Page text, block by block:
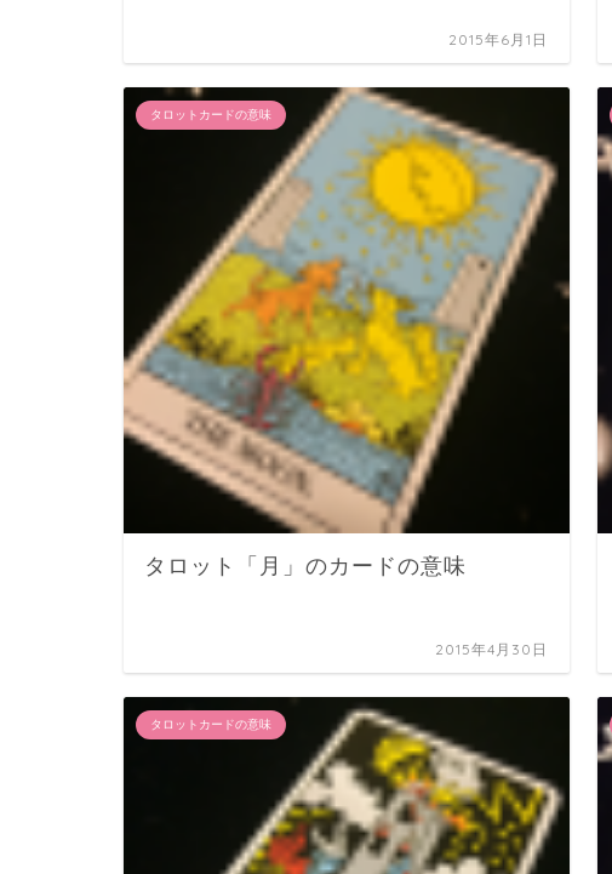
2015年6月1日
タロットカードの意味
タロット「月」のカードの意味
2015年4月30日
タロットカードの意味